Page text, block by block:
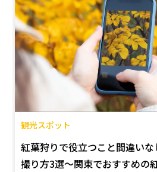
観光スポット
紅葉狩りで役立つこと間違い
撮り方3選～関東でおすすめの